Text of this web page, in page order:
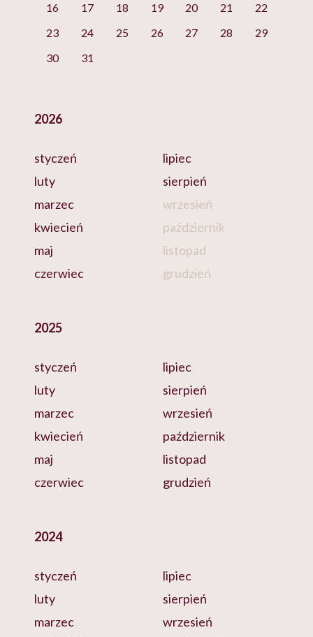
16
17 18 19 20 21
22
23
24 25 26 27 28
29
30
31
2026
styczeń
luty
marzec
kwiecień
maj
czerwiec
lipiec
sierpień
wrzesień
październik
listopad
grudzień
2025
styczeń
luty
marzec
kwiecień
maj
czerwiec
lipiec
sierpień
wrzesień
październik
listopad
grudzień
2024
styczeń
luty
marzec
lipiec
sierpień
wrzesień